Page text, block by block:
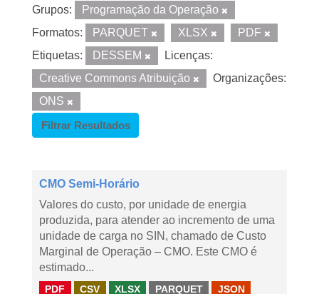
Grupos:
Programação da Operação
Formatos:
PARQUET XLSX
PDF
Etiquetas:
DESSEM
Licenças:
Creative Commons Atribuição
Organizações:
ONS
Filtrar Resultados
CMO Semi-Horário
Valores do custo, por unidade de energia
produzida, para atender ao incremento de uma
unidade de carga no SIN, chamado de Custo
Marginal de Operação – CMO. Este CMO é
estimado...
PDF CSV XLSX PARQUET JSON